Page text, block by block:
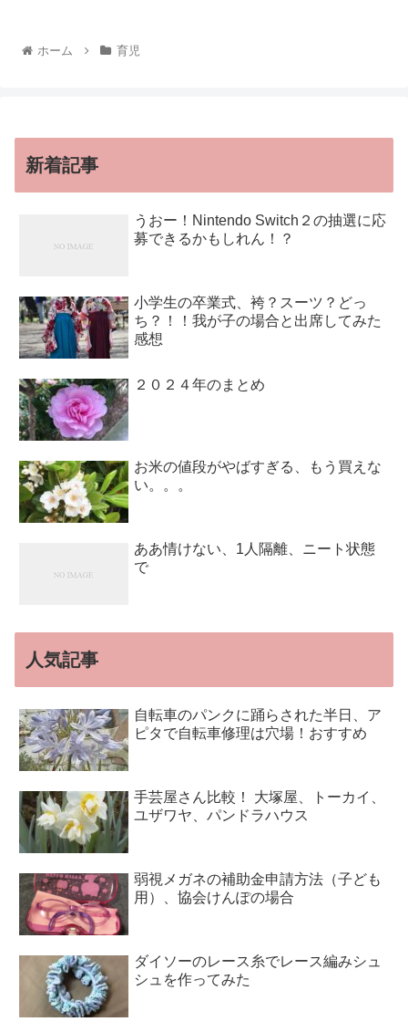
ホーム 育児
新着記事
うおー！Nintendo Switch２の抽選に応
募できるかもしれん！？
小学生の卒業式、袴？スーツ？どっ
ち？！！我が子の場合と出席してみた
感想
２０２４年のまとめ
お米の値段がやばすぎる、もう買えな
い。。。
ああ情けない、1人隔離、ニート状態
で
人気記事
自転車のパンクに踊らされた半日、ア
ピタで自転車修理は穴場！おすすめ
手芸屋さん比較！ 大塚屋、トーカイ、
ユザワヤ、パンドラハウス
弱視メガネの補助金申請方法（子ども
用）、協会けんぽの場合
ダイソーのレース糸でレース編みシュ
シュを作ってみた